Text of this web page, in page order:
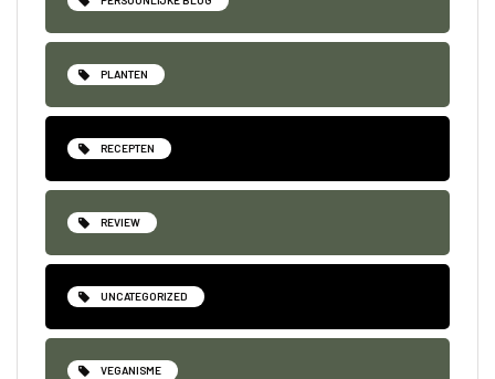
PLANTEN
RECEPTEN
REVIEW
UNCATEGORIZED
VEGANISME